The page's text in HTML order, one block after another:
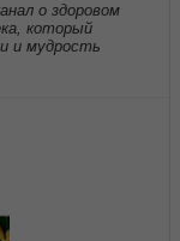
о здоровом
который
и мудрость